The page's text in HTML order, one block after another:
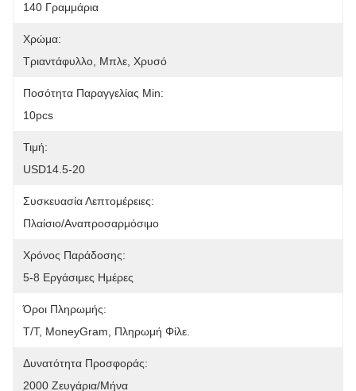
140 Γραμμάρια
Χρώμα:
Τριαντάφυλλο, Μπλε, Χρυσό
Ποσότητα Παραγγελίας Min:
10pcs
Τιμή:
USD14.5-20
Συσκευασία Λεπτομέρειες:
Πλαίσιο/Αναπροσαρμόσιμο
Χρόνος Παράδοσης:
5-8 Εργάσιμες Ημέρες
Όροι Πληρωμής:
Τ/Τ, MoneyGram, Πληρωμή Φίλε.
Δυνατότητα Προσφοράς:
2000 Ζευγάρια/μήνα